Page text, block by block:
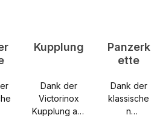
Kupplung
Dank der
Victorinox
Kupplung aus
Panzerk
ette
Dank der
klassische
n